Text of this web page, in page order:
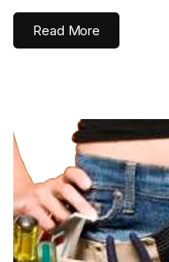
Read More